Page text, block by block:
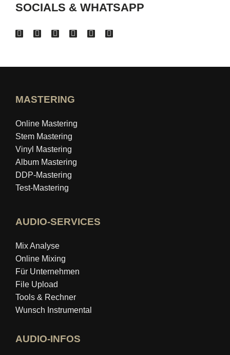
SOCIALS & WHATSAPP
MASTERING
Online Mastering
Stem Mastering
Vinyl Mastering
Album Mastering
DDP-Mastering
Test-Mastering
AUDIO-SERVICES
Mix Analyse
Online Mixing
Für Unternehmen
File Upload
Tools & Rechner
Wunsch Instrumental
AUDIO-INFOS